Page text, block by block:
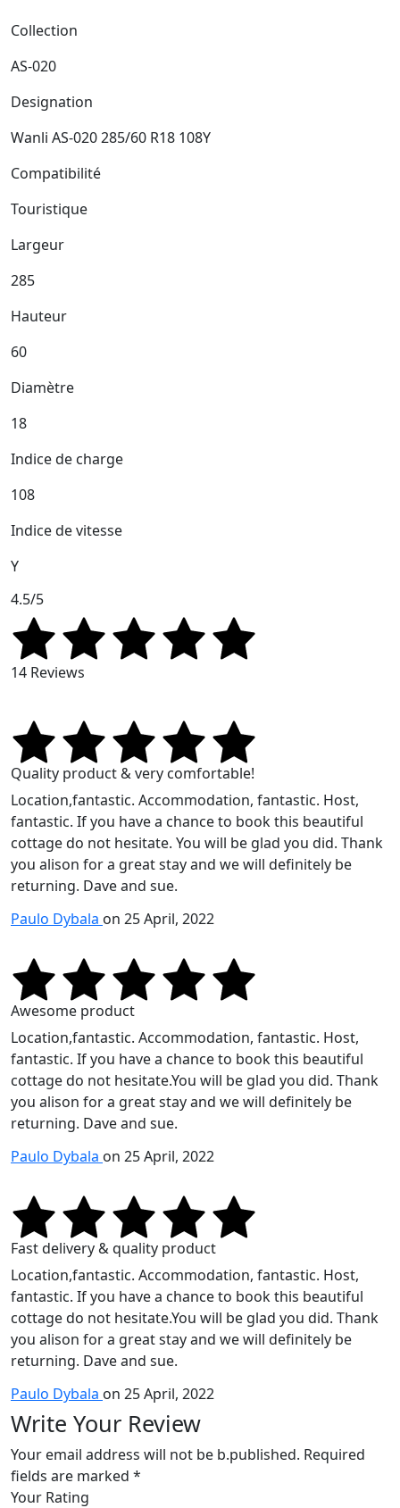
Collection
AS-020
Designation
Wanli AS-020 285/60 R18 108Y
Compatibilité
Touristique
Largeur
285
Hauteur
60
Diamètre
18
Indice de charge
108
Indice de vitesse
Y
4.5/5
14 Reviews
Quality product & very comfortable!
Location,fantastic. Accommodation, fantastic. Host,
fantastic. If you have a chance to book this beautiful
cottage do not hesitate. You will be glad you did. Thank
you alison for a great stay and we will definitely be
returning. Dave and sue.
Paulo Dybala on 25 April, 2022
Awesome product
Location,fantastic. Accommodation, fantastic. Host,
fantastic. If you have a chance to book this beautiful
cottage do not hesitate.You will be glad you did. Thank
you alison for a great stay and we will definitely be
returning. Dave and sue.
Paulo Dybala on 25 April, 2022
Fast delivery & quality product
Location,fantastic. Accommodation, fantastic. Host,
fantastic. If you have a chance to book this beautiful
cottage do not hesitate.You will be glad you did. Thank
you alison for a great stay and we will definitely be
returning. Dave and sue.
Paulo Dybala on 25 April, 2022
Write Your Review
Your email address will not be b.published. Required
fields are marked *
Your Rating